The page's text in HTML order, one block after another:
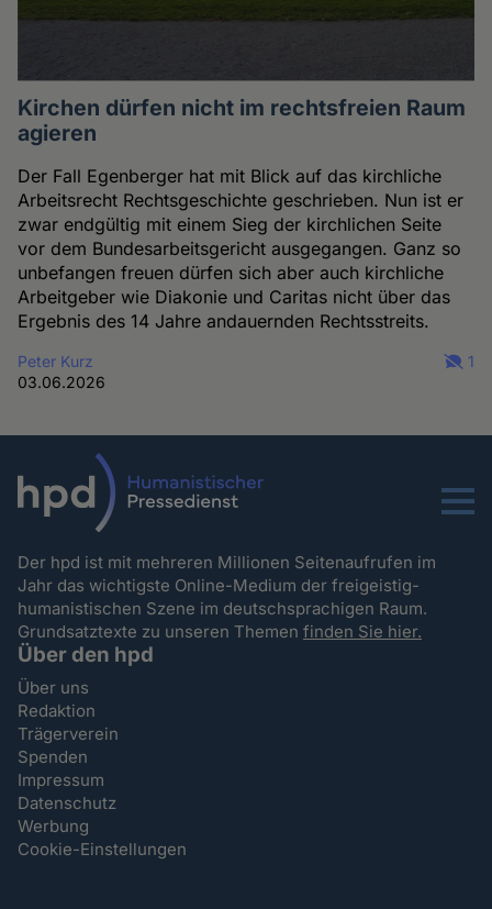
Kirchen dürfen nicht im rechtsfreien Raum
agieren
Der Fall Egenberger hat mit Blick auf das kirchliche
Arbeitsrecht Rechtsgeschichte geschrieben. Nun ist er
zwar endgültig mit einem Sieg der kirchlichen Seite
vor dem Bundesarbeitsgericht ausgegangen. Ganz so
unbefangen freuen dürfen sich aber auch kirchliche
Arbeitgeber wie Diakonie und Caritas nicht über das
Ergebnis des 14 Jahre andauernden Rechtsstreits.
Peter Kurz
03.06.2026
1
Menu
Der hpd ist mit mehreren Millionen Seitenaufrufen im
Jahr das wichtigste Online-Medium der freigeistig-
humanistischen Szene im deutschsprachigen Raum.
Grundsatztexte zu unseren Themenfinden Sie hier.
Über den hpd
Über uns
Redaktion
Trägerverein
Spenden
Impressum
Datenschutz
Werbung
Cookie-Einstellungen